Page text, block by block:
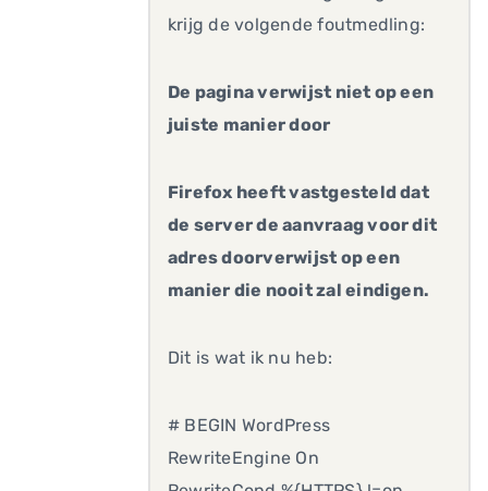
krijg de volgende foutmedling:
De pagina verwijst niet op een
juiste manier door
Firefox heeft vastgesteld dat
de server de aanvraag voor dit
adres doorverwijst op een
manier die nooit zal eindigen.
Dit is wat ik nu heb:
# BEGIN WordPress
RewriteEngine On